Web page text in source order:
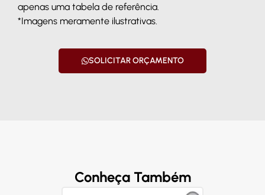
apenas uma tabela de referência.
*Imagens meramente ilustrativas.
SOLICITAR ORÇAMENTO
Conheça Também